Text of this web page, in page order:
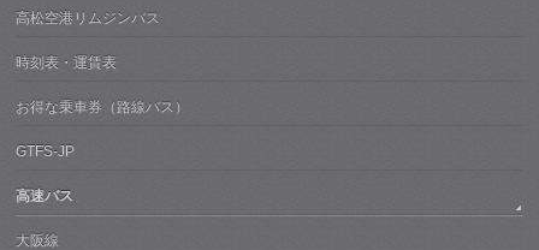
高松空港リムジンバス
時刻表・運賃表
お得な乗車券（路線バス）
GTFS-JP
高速バス
大阪線